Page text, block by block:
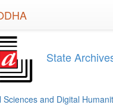
State
Sciences and Digital